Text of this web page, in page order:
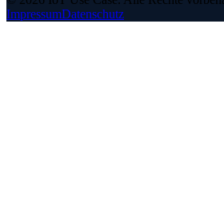
ImpressumDatenschutz